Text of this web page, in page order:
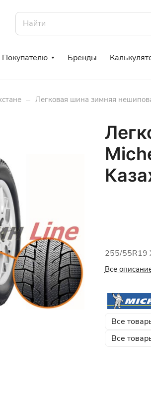
Покупателю Бренды
– Легковая шина зимняя
255/55R19
Все
Все
Все